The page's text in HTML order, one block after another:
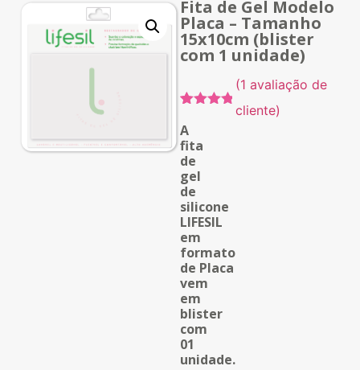
Fita de Gel Modelo
Placa – Tamanho
15x10cm (blister
com 1 unidade)
como
5.00
5, com
baseado
em
avaliação
de cliente
(1 avaliação de
cliente)
A
fita
de
gel
de
silicone
LIFESIL
em
formato
de Placa
vem
em
blister
com
01
unidade.